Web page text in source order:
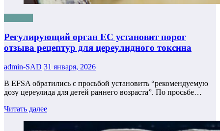
Регулирующий орган ЕС установит порог
отзыва рецептур для цереулидного токсина
admin-SAD 31 января, 2026
В EFSA обратились с просьбой установить “рекомендуемую
дозу цереулида для детей раннего возраста”. По просьбе…
Читать далее